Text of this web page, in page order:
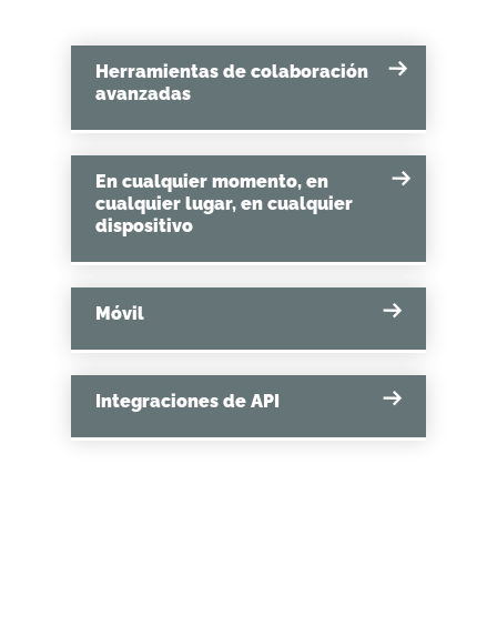
Herramientas de colaboración
avanzadas
En cualquier momento, en
cualquier lugar, en cualquier
dispositivo
Móvil
Integraciones de API